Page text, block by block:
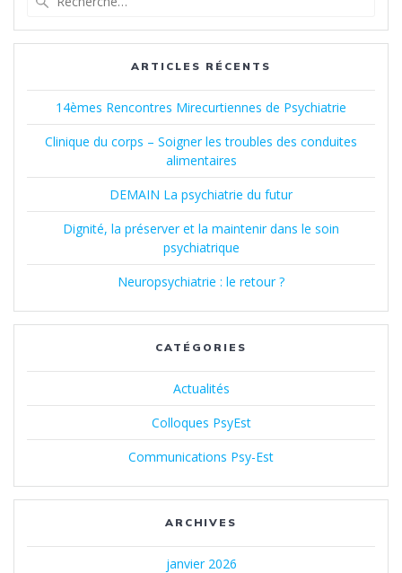
:
ARTICLES RÉCENTS
14èmes Rencontres Mirecurtiennes de Psychiatrie
Clinique du corps – Soigner les troubles des conduites
alimentaires
DEMAIN La psychiatrie du futur
Dignité, la préserver et la maintenir dans le soin
psychiatrique
Neuropsychiatrie : le retour ?
CATÉGORIES
Actualités
Colloques PsyEst
Communications Psy-Est
ARCHIVES
janvier 2026